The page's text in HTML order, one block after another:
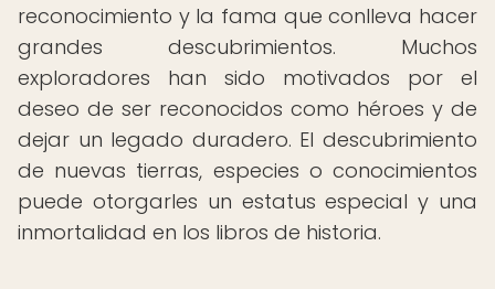
reconocimiento y la fama que conlleva hacer
grandes descubrimientos. Muchos
exploradores han sido motivados por el
deseo de ser reconocidos como héroes y de
dejar un legado duradero. El descubrimiento
de nuevas tierras, especies o conocimientos
puede otorgarles un estatus especial y una
inmortalidad en los libros de historia.